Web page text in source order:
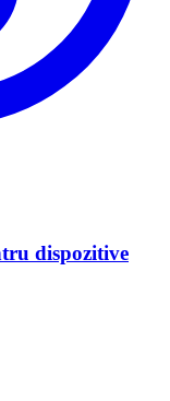
dispozitive